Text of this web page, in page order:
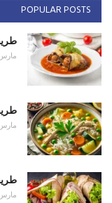
POPULAR POSTS
مارس 21,
مارس 20,
مارس 18,